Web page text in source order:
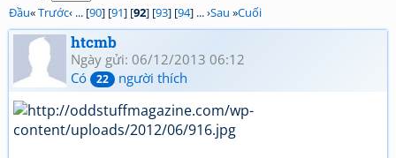
Đầu«Trước‹ ... [90] [91] [92] [93] [94] ... ›Sau »Cuối
htcmb
Ngày gửi: 06/12/2013 06:12
Có
22 người thích